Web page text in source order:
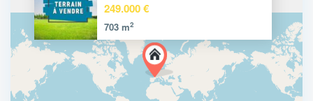
249.000 €
703 m2